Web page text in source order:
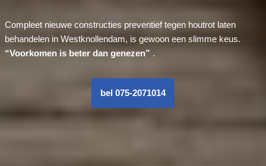
Compleet nieuwe constructies preventief tegen houtrot laten
behandelen in Westknollendam, is gewoon een slimme keus.
“Voorkomen is beter dan genezen” .
bel 075-2071014